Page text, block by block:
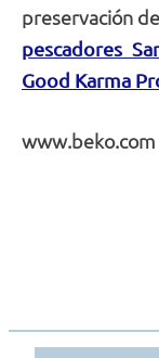
preservación
pescadores
Good Karma
www.beko.com